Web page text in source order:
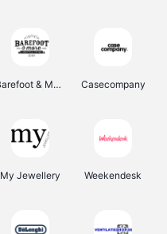
Barefoot & More Casecompany
My Jewellery Weekendesk